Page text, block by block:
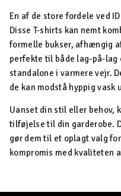
En af de store fordele ved
Disse T-shirts kan nemt
formelle bukser, afhængig
perfekte til både lag-på-lag
standalone i varmere vejr.
de kan modstå hyppig
Uanset din stil eller behov,
tilføjelse til din garderobe.
gør dem til et oplagt valg
kompromis med kvaliteten